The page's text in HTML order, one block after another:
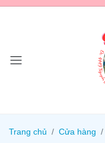
Trang chủ Cửa hàng